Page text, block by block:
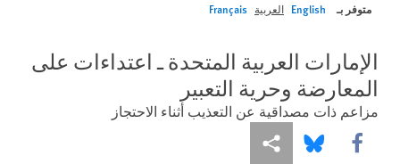
متوفر بـ English العربية Français
الإمارات العربية المتحدة ـ اعتداءات على
المعارضة وحرية التعبير
مزاعم ذات مصداقية عن التعذيب أثناء الاحتجاز
Share this via Facebook
Share this via Bluesky
Share this via مشاركة